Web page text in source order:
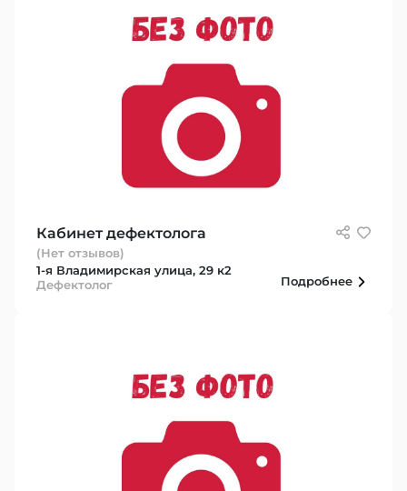
Кабинет дефектолога
(Нет отзывов)
1-я Владимирская улица, 29 к2
Дефектолог
Подробнее